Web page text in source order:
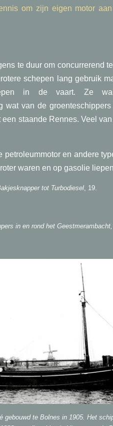
om zijn eigen motor
te duur om concurrerend
schepen lang gebruik
in de vaart. Ze
wat van de
een staande Rennes. Veel
en andere
waren en op gasolie
tot Turbodiesel, 19.
in en rond het Geestmerambacht,
te Bolnes in 1905. Het